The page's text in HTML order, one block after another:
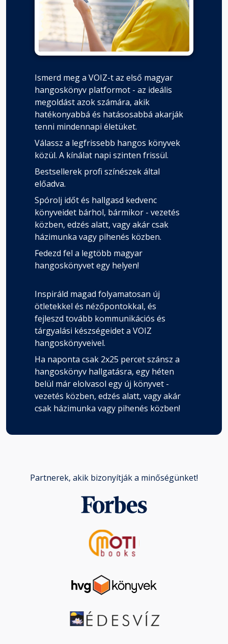
Ismerd meg a VOIZ-t az első magyar
hangoskönyv platformot - az ideális
megoldást azok számára, akik
hatékonyabbá és hatásosabbá akarják
tenni mindennapi életüket.
Válassz a legfrissebb hangos könyvek
közül. A kínálat napi szinten frissül.
Bestsellerek profi színészek által
előadva.
Spórolj időt és hallgasd kedvenc
könyveidet bárhol, bármikor - vezetés
közben, edzés alatt, vagy akár csak
házimunka vagy pihenés közben.
Fedezd fel a legtöbb magyar
hangoskönyvet egy helyen!
Inspiráld magad folyamatosan új
ötletekkel és nézőpontokkal, és
fejleszd tovább kommunikációs és
tárgyalási készségeidet a VOIZ
hangoskönyveivel.
Ha naponta csak 2x25 percet szánsz a
hangoskönyv hallgatásra, egy héten
belül már elolvasol egy új könyvet -
vezetés közben, edzés alatt, vagy akár
csak házimunka vagy pihenés közben!
Partnerek, akik bizonyítják a minőségünket!